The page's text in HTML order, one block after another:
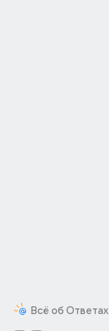
Всё об Ответах